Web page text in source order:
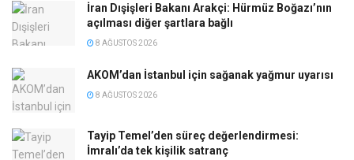
İran Dışişleri Bakanı Arakçi: Hürmüz Boğazı’nın
açılması diğer şartlara bağlı
8 AĞUSTOS 2026
AKOM’dan İstanbul için sağanak yağmur uyarısı
8 AĞUSTOS 2026
Tayip Temel’den süreç değerlendirmesi:
İmralı’da tek kişilik satranç